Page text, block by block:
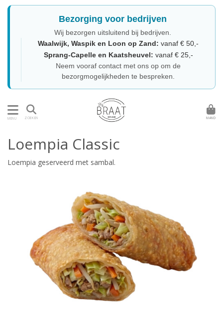
Bezorging voor bedrijven
Wij bezorgen uitsluitend bij bedrijven.
Waalwijk, Waspik en Loon op Zand: vanaf € 50,-
Sprang-Capelle en Kaatsheuvel: vanaf € 25,-
Neem vooraf contact met ons op om de
bezorgmogelijkheden te bespreken.
MENU ZOEKEN MAND
Loempia Classic
Loempia geserveerd met sambal.